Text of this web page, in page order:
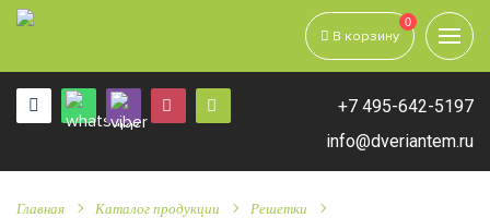
+7 495-642-5197
info@dveriantem.ru
В корзину
0
Главная Каталог продукции
Решетки